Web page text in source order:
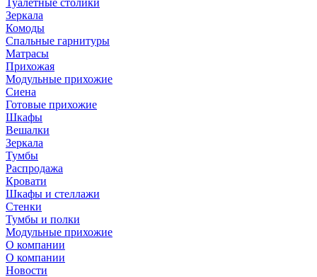
Туалетные столики
Зеркала
Комоды
Спальные гарнитуры
Матрасы
Прихожая
Модульные прихожие
Сиена
Готовые прихожие
Шкафы
Вешалки
Зеркала
Тумбы
Распродажа
Кровати
Шкафы и стеллажи
Стенки
Тумбы и полки
Модульные прихожие
О компании
О компании
Новости